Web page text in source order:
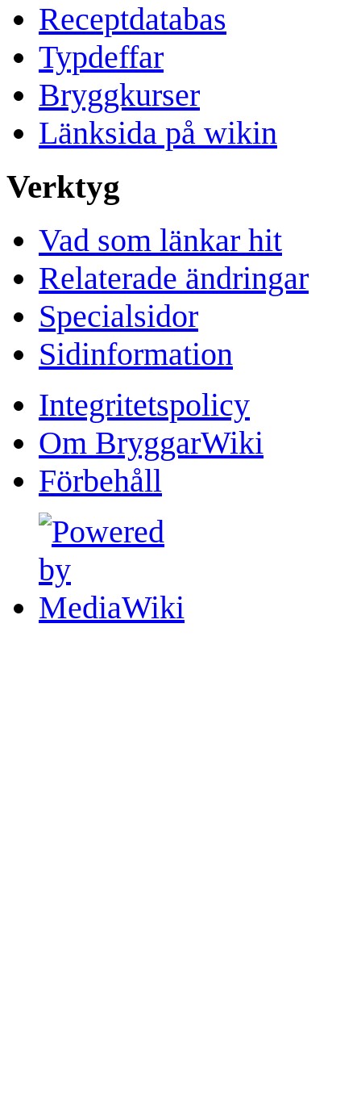
Receptdatabas
Typdeffar
Bryggkurser
Länksida på wikin
Verktyg
Vad som länkar hit
Relaterade ändringar
Specialsidor
Sidinformation
Integritetspolicy
Om BryggarWiki
Förbehåll